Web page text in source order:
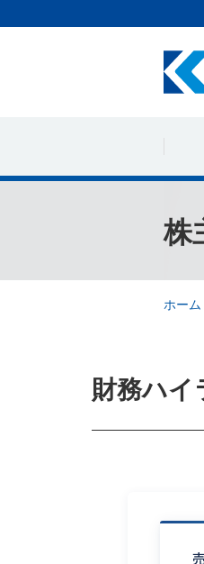
株
ホーム
財務ハイ